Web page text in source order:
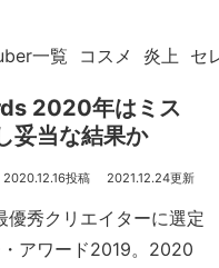
一覧 コスメ 炎上 セ
2020年はミス
妥当な結果か
2020.12.16 2021.12.24
優秀クリエイターに選定
アワード2019。2020